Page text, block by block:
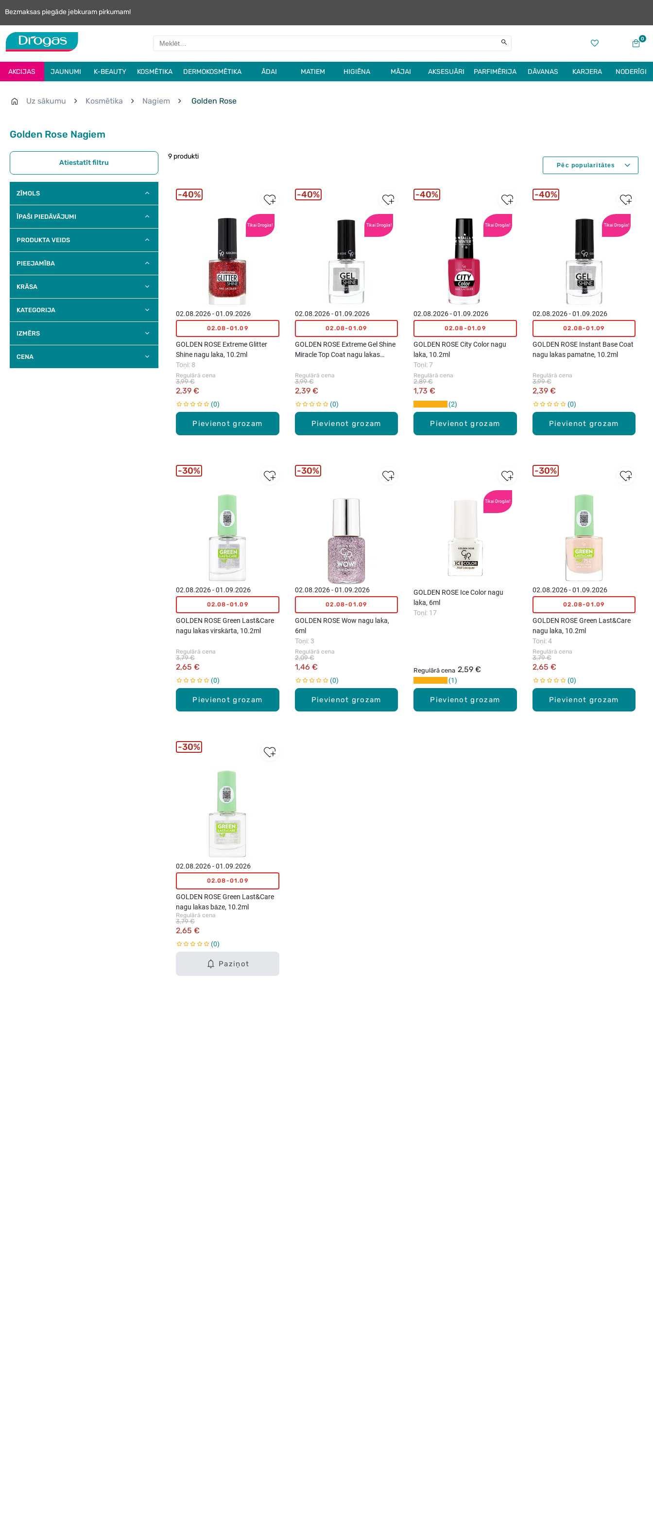
Bezmaksas piegāde jebkuram pirkumam!
0
AKCIJAS JAUNUMI K-BEAUTY KOSMĒTIKA DERMOKOSMĒTIKA ĀDAI MATIEM HIGIĒNA MĀJAI AKSESUĀRI PARFIMĒRIJA DĀVANAS KARJERA NODERĪGI
Uz sākumu Kosmētika Nagiem Golden Rose
Golden Rose Nagiem
Atiestatīt filtru
ZĪMOLS
ĪPAŠI PIEDĀVĀJUMI
PRODUKTA VEIDS
PIEEJAMĪBA
KRĀSA
KATEGORIJA
IZMĒRS
CENA
9 produkti
Tikai Drogās!
Pievienot grozam
02.08.2026 - 01.09.2026
02.08-01.09
GOLDEN ROSE Extreme Glitter
Shine nagu laka, 10.2ml
Regulārā cena
2,39 €
3,99 €
Toņi: 8
0
40%
Tikai Drogās!
Pievienot grozam
02.08.2026 - 01.09.2026
02.08-01.09
GOLDEN ROSE Extreme Gel Shine
Miracle Top Coat nagu lakas
Regulārā cena
2,39 €
3,99 €
0
40%
Tikai Drogās!
Pievienot grozam
02.08.2026 - 01.09.2026
02.08-01.09
GOLDEN ROSE City Color nagu
laka, 10.2ml
Regulārā cena
1,73 €
2,89 €
Toņi: 7
2
40%
Tikai Drogās!
Pievienot grozam
02.08.2026 - 01.09.2026
02.08-01.09
GOLDEN ROSE Instant Base Coat
nagu lakas pamatne, 10.2ml
Regulārā cena
2,39 €
3,99 €
0
40%
Pievienot grozam
02.08.2026 - 01.09.2026
02.08-01.09
GOLDEN ROSE Green Last&Care
nagu lakas virskārta, 10.2ml
Regulārā cena
2,65 €
3,79 €
0
30%
Pievienot grozam
02.08.2026 - 01.09.2026
02.08-01.09
GOLDEN ROSE Wow nagu laka,
6ml
Regulārā cena
1,46 €
2,09 €
Toņi: 3
0
30%
Tikai Drogās!
Pievienot grozam
GOLDEN ROSE Ice Color nagu
laka, 6ml
Regulārā cena 2,59 €
Toņi: 17
1
Pievienot grozam
02.08.2026 - 01.09.2026
02.08-01.09
GOLDEN ROSE Green Last&Care
nagu laka, 10.2ml
Regulārā cena
2,65 €
3,79 €
Toņi: 4
0
30%
Paziņot
02.08.2026 - 01.09.2026
02.08-01.09
GOLDEN ROSE Green Last&Care
nagu lakas bāze, 10.2ml
Regulārā cena
2,65 €
3,79 €
0
30%